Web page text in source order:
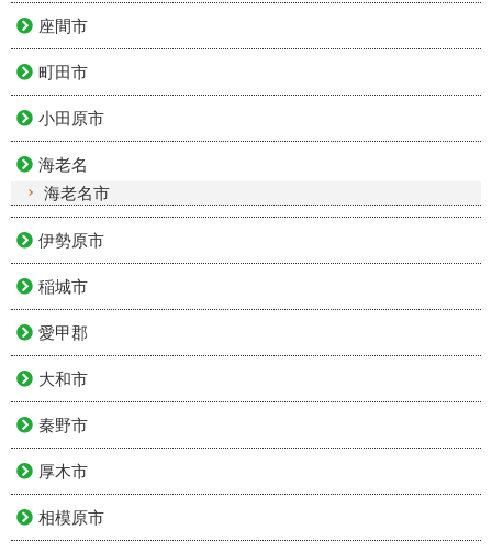
座間市
町田市
小田原市
海老名
海老名市
伊勢原市
稲城市
愛甲郡
大和市
秦野市
厚木市
相模原市